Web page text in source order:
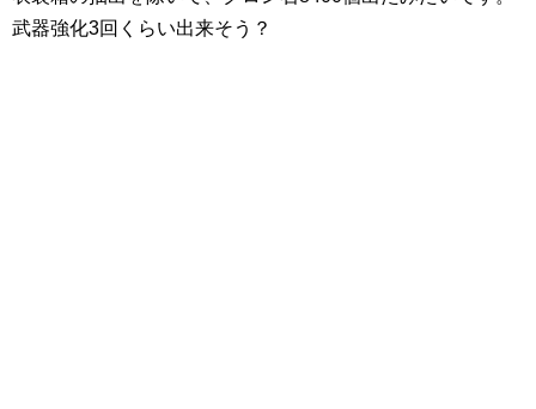
武器強化3回くらい出来そう？